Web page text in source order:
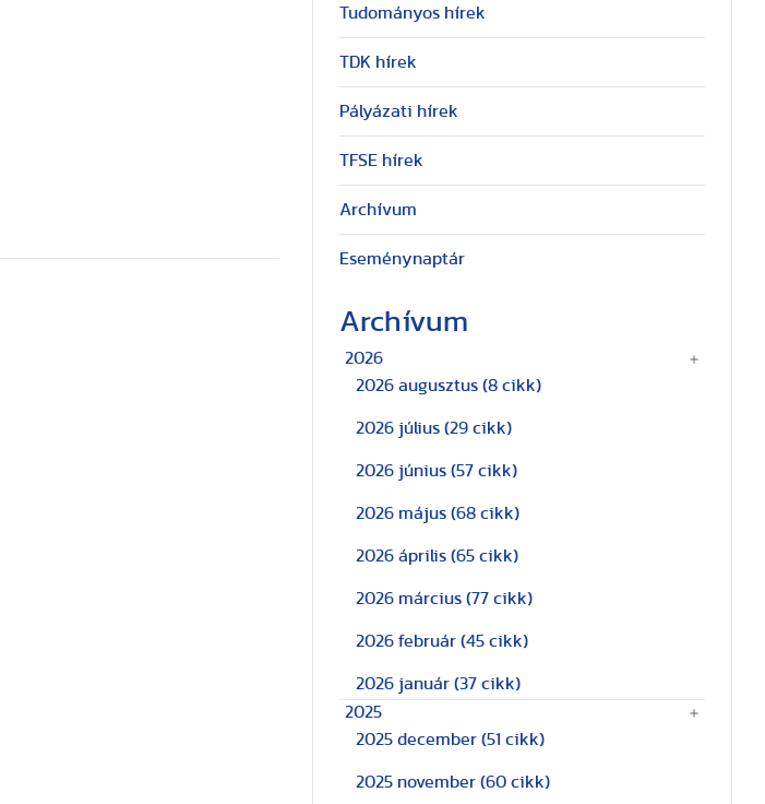
Tudományos hírek
TDK hírek
Pályázati hírek
TFSE hírek
Archívum
Eseménynaptár
Archívum
2026
2026 augusztus (8 cikk)
2026 július (29 cikk)
2026 június (57 cikk)
2026 május (68 cikk)
2026 április (65 cikk)
2026 március (77 cikk)
2026 február (45 cikk)
2026 január (37 cikk)
2025
2025 december (51 cikk)
2025 november (60 cikk)